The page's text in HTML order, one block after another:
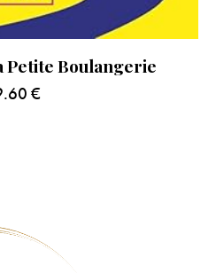
Petite Boulangerie
€